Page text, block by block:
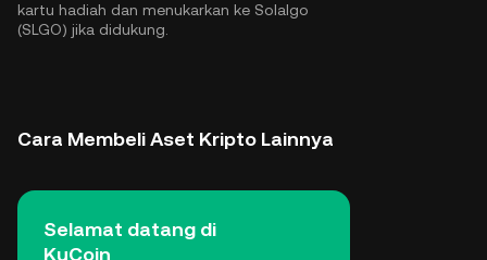
kartu hadiah dan menukarkan ke Solalgo
(SLGO) jika didukung.
Cara Membeli Aset Kripto Lainnya
Selamat datang di
KuCoin